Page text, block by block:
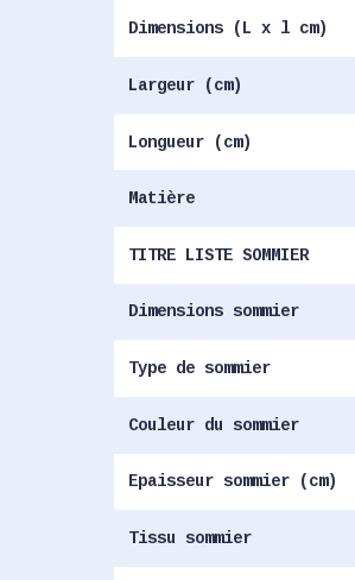
Dimensions (L x l cm)
Largeur (cm)
Longueur (cm)
Matière
TITRE LISTE SOMMIER
Dimensions sommier
Type de sommier
Couleur du sommier
Epaisseur sommier (cm)
Tissu sommier